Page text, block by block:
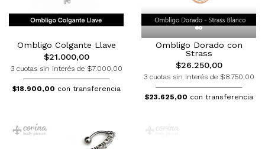
Ombligo Colgante Llave
$21.000,00
3 cuotas sin interés de $7.000,00
$18.900,00 con transferencia
Ombligo Dorado con
Strass
$26.250,00
3 cuotas sin interés de $8.750,00
$23.625,00 con transferencia